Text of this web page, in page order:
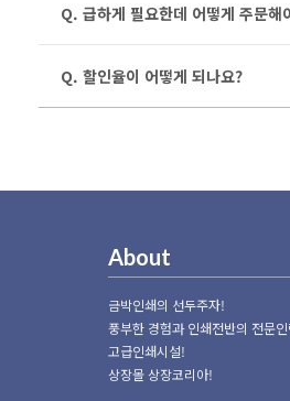
Q. 급하게 필요한데 어떻게 주문해
Q. 할인율이 어떻게 되나요?
About
금박인쇄의 선두주자!
풍부한 경험과 인쇄전반의 전문
고급인쇄시설!
상장몰 상장코리아!